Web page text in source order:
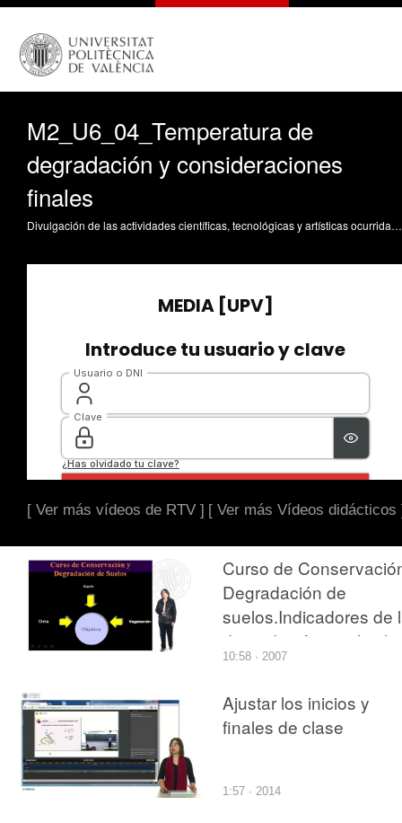
M2_U6_04_Temperatura de
degradación y consideraciones
finales
Divulgación de las actividades científicas, tecnológicas y artísticas ocurridas en los tres campus de la UPV
[ Ver más vídeos de RTV ] [ Ver más Vídeos didácticos
Curso de
Degradación de
suelos.Indicadores de
degradación:
y vegetación
10:58 · 2007
Ajustar los inicios y
finales de clase
1:57 · 2014